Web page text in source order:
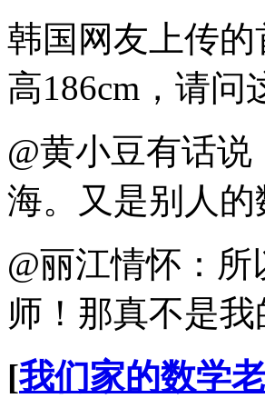
韩国网友上传
高186cm，请
@黄小豆有话
海。又是别人
@丽江情怀：
师！那真不是我
[我们家的数学